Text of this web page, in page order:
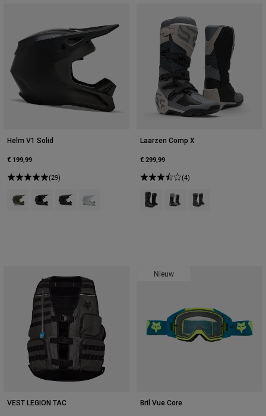
Helm V1 Solid
€ 199,99
(29)
Product swatch type of As.
Product swatch type of Zwart.
Product swatch type of Matzwart.
Product swatch type of Mat wit.
Laarzen Comp X
€ 299,99
(4)
Product swatch type of Zwart.
Product swatch type of
Product swatch
VEST LEGION TAC
Nieuw
Bril Vue Core